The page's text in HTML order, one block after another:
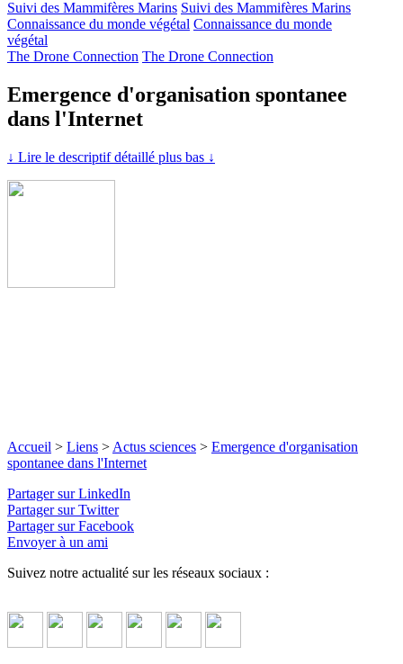
Suivi des Mammifères Marins Suivi des Mammifères Marins
Connaissance du monde végétal Connaissance du monde
végétal
The Drone Connection The Drone Connection
Emergence d'organisation spontanee
dans l'Internet
↓ Lire le descriptif détaillé plus bas ↓
Accueil > Liens > Actus sciences > Emergence d'organisation
spontanee dans l'Internet
Partager sur LinkedIn
Partager sur Twitter
Partager sur Facebook
Envoyer à un ami
Suivez notre actualité sur les réseaux sociaux :